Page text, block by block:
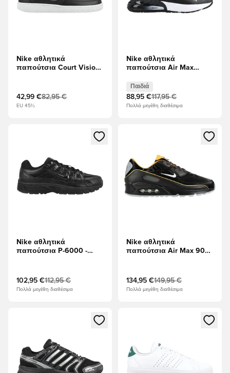
Nike αθλητικά
παπούτσια Court Vision
42,99 €82,95 €
EU 45½
Nike αθλητικά
παπούτσια Air Max
Ανθρακίτης Παιδιά
Παιδιά
88,95 €117,95 €
Πολλά μεγέθη διαθέσιμα
Ανοίγει ένα Modal για να συνδεθείτε ή να εγγραφείτε ως
Nike αθλητικά
παπούτσια P-6000 -
102,95 €112,95 €
Πολλά μεγέθη διαθέσιμα
Ανοίγει ένα Modal για να
Nike αθλητικά
παπούτσια Air Max 90
ΠΕΡΙΟΡΙΣΜΈΝΗ
ΈΚΔΟΣΗ
134,95 €149,95 €
Πολλά μεγέθη διαθέσιμα
Ανοίγει ένα Modal για να συνδεθείτε ή να εγγραφείτε ως
Ανοίγει ένα Modal για να